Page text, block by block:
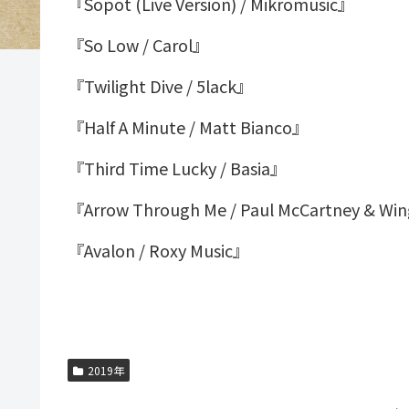
『So Low / Carol』
『Twilight Dive / 5lack』
『Half A Minute / Matt Bianco』
『Third Time Lucky / Basia』
『Arrow Through Me / Paul McCartney &
『Avalon / Roxy Music』
2019年